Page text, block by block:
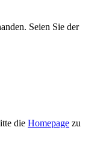
Seien Sie der
die Homepage zu